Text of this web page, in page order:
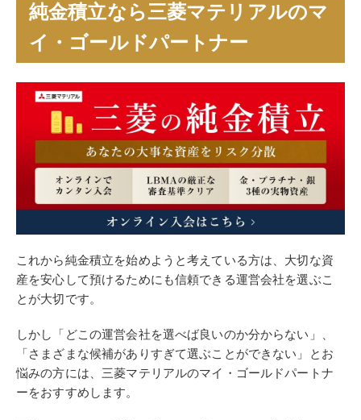
純金積立なら三菱マテリアルのマ
イ・ゴールドパートナー
これから純金積立を始めようと考えている方は、大切な資
産を安心して預けるためにも信頼できる運営会社を選ぶこ
とが大切です。
しかし「どこの運営会社を選べば良いのか分からない」、
「さまざまな候補がありすぎて選ぶことができない」とお
悩みの方には、三菱マテリアルのマイ・ゴールドパートナ
ーをおすすめします。